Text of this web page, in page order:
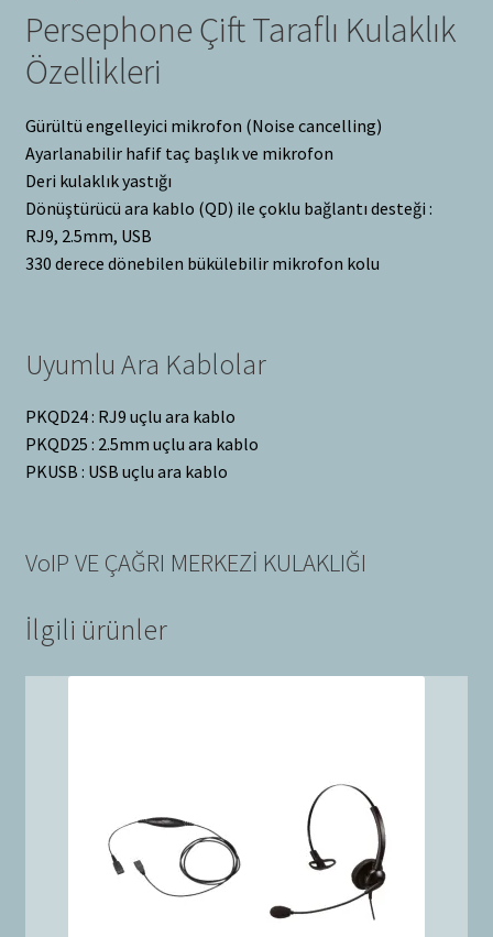
Persephone Çift Taraflı Kulaklık
Özellikleri
Gürültü engelleyici mikrofon (Noise cancelling)
Ayarlanabilir hafif taç başlık ve mikrofon
Deri kulaklık yastığı
Dönüştürücü ara kablo (QD) ile çoklu bağlantı desteği :
RJ9, 2.5mm, USB
330 derece dönebilen bükülebilir mikrofon kolu
Uyumlu Ara Kablolar
PKQD24 : RJ9 uçlu ara kablo
PKQD25 : 2.5mm uçlu ara kablo
PKUSB : USB uçlu ara kablo
VoIP VE ÇAĞRI MERKEZİ KULAKLIĞI
İlgili ürünler